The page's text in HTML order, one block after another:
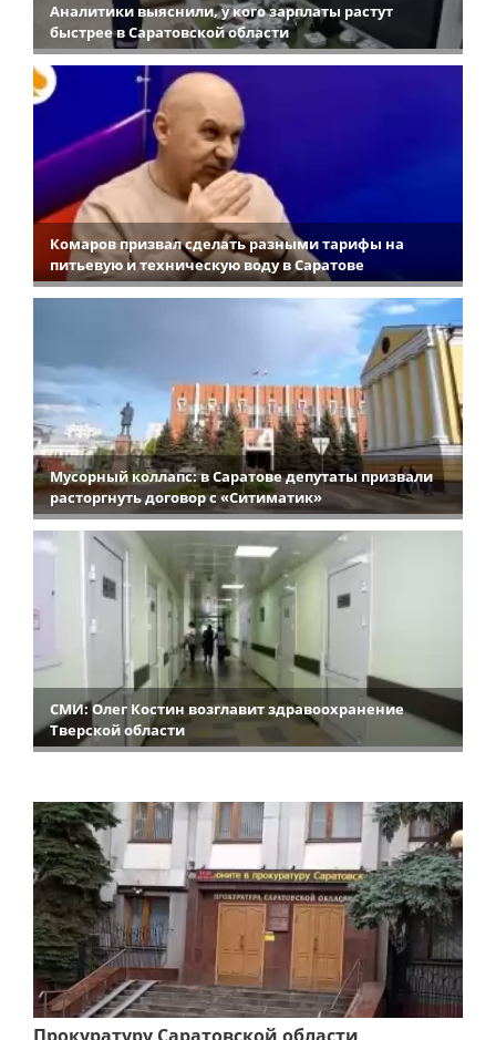
Аналитики выяснили, у кого зарплаты растут
быстрее в Саратовской области
Комаров призвал сделать разными тарифы на
питьевую и техническую воду в Саратове
Мусорный коллапс: в Саратове депутаты призвали
расторгнуть договор с «Ситиматик»
СМИ: Олег Костин возглавит здравоохранение
Тверской области